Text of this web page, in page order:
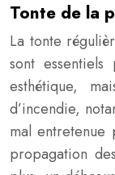
Tonte de la
La tonte
sont
esthétique,
d’incendie,
mal
propagation